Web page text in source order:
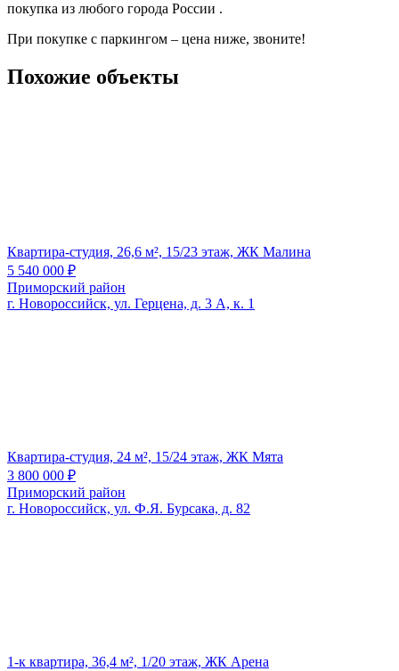
покупка из любого города России .
При покупке с паркингом – цена ниже, звоните!
Похожие объекты
Квартира-студия, 26,6 м², 15/23 этаж, ЖК Малина
5 540 000 ₽
Приморский район
г. Новороссийск, ул. Герцена, д. 3 А, к. 1
Квартира-студия, 24 м², 15/24 этаж, ЖК Мята
3 800 000 ₽
Приморский район
г. Новороссийск, ул. Ф.Я. Бурсака, д. 82
1-к квартира, 36,4 м², 1/20 этаж, ЖК Арена